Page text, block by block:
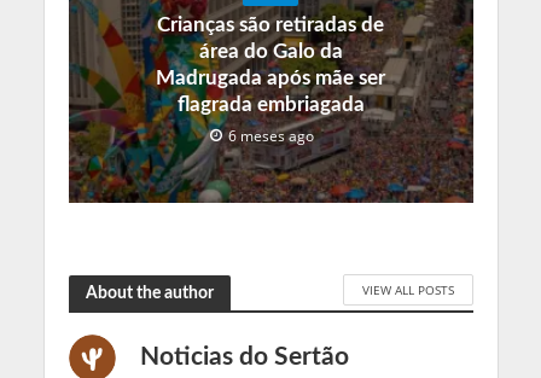
Crianças são retiradas de
área do Galo da
Madrugada após mãe ser
flagrada embriagada
6 meses ago
About the author VIEW ALL POSTS
Noticias do Sertão